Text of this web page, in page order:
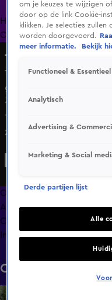
HomeUitzending Gemist
OranjezomerLivestreams
The Bicycle Race
Thomas Dekker
goed!"
Zo 10 mei, 19:59
Thomas Dekker is in
zijn vader Bart omdat
meezingen om de
Overzicht
Afleveringen
Clips
Info
Clips
0:34
om je keuzes te wijzigen
door op de link Cookie-
klikken. Je selecties
worden doorgevoerd.
meer informatie.
Bekijk
Functioneel & Essentieel
Analytisch
Advertising &
Marketing & Social
Derde partijen lijst
Alle